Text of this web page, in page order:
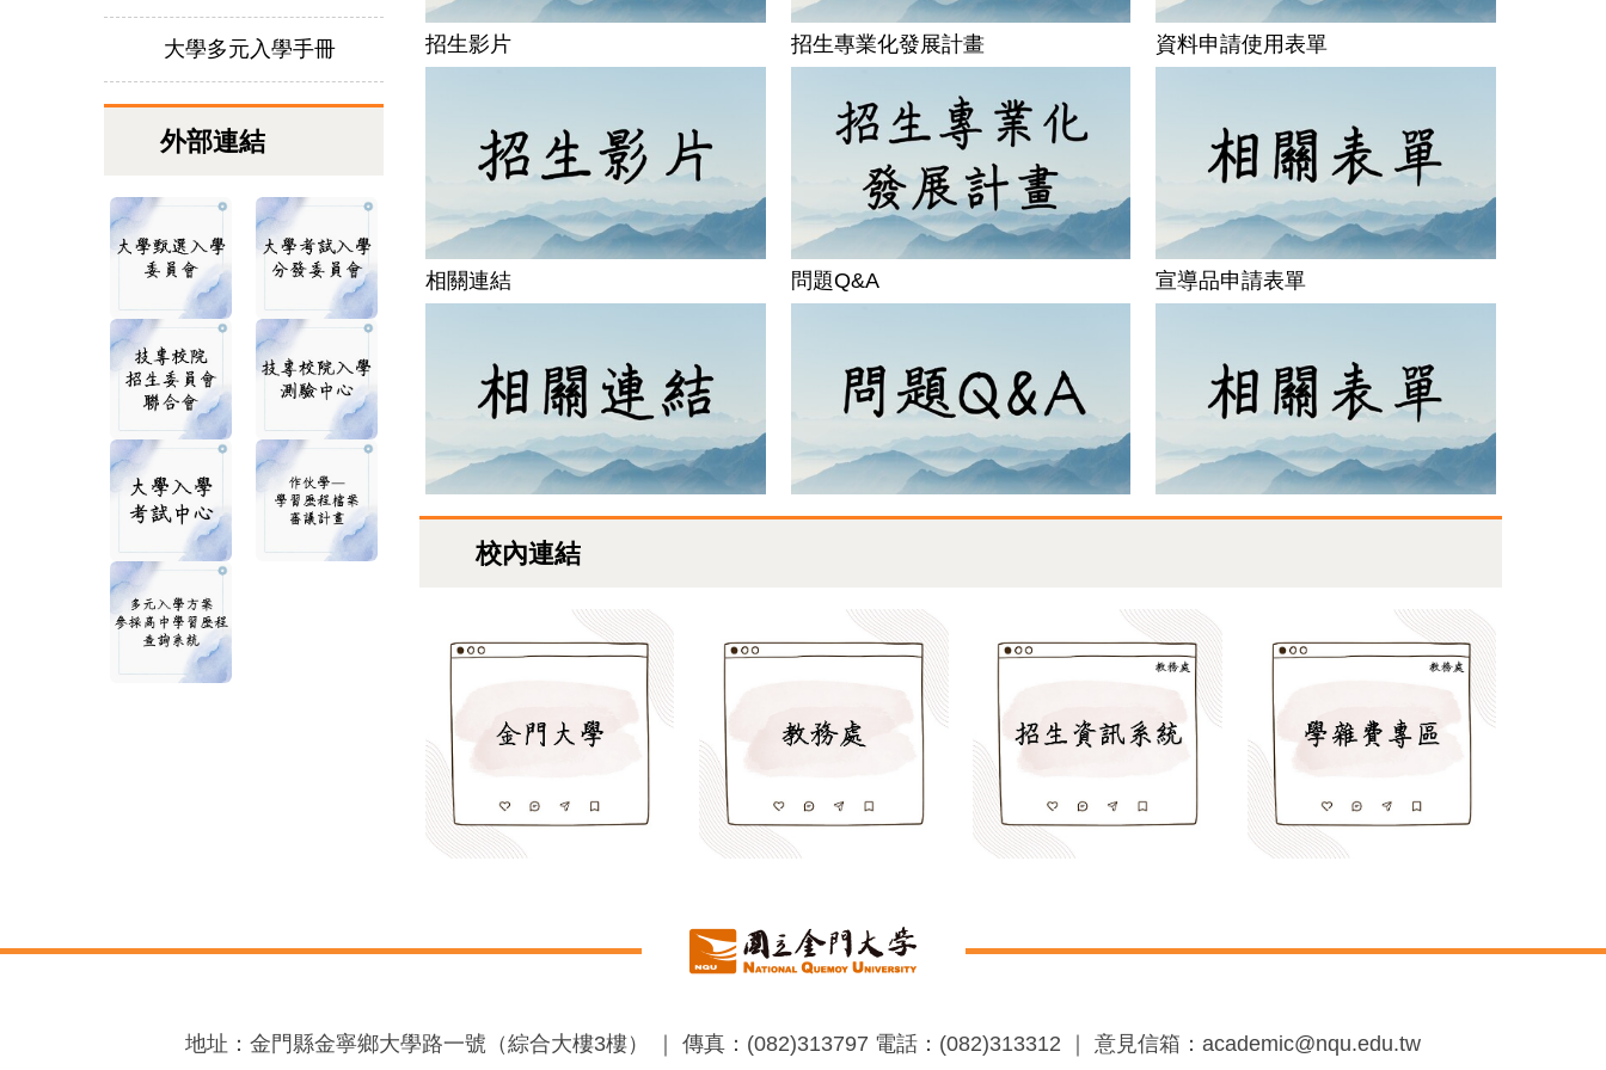
大學多元入學手冊
外部連結
招生影片 招生專業化發展計畫 資料申請使用表單
相關連結 問題Q&A 宣導品申請表單
校內連結
地址：金門縣金寧鄉大學路一號（綜合大樓3樓） ｜ 傳真：(082)313797 電話：(082)313312 ｜ 意見信箱：academic@nqu.edu.tw